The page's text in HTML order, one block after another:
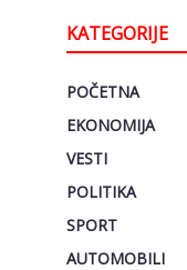
KATEGORIJE
POČETNA
EKONOMIJA
VESTI
POLITIKA
SPORT
AUTOMOBILI